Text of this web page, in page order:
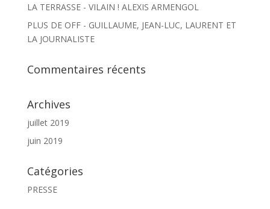
LA TERRASSE - VILAIN ! ALEXIS ARMENGOL
PLUS DE OFF - GUILLAUME, JEAN-LUC, LAURENT ET
LA JOURNALISTE
Commentaires récents
Archives
juillet 2019
juin 2019
Catégories
PRESSE